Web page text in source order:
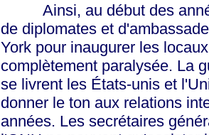
Ainsi, au début des
de diplomates et
York pour inaugurer les
complètement paralysée. La
se livrent les États-unis et
donner le ton aux relations
années. Les secrétaires